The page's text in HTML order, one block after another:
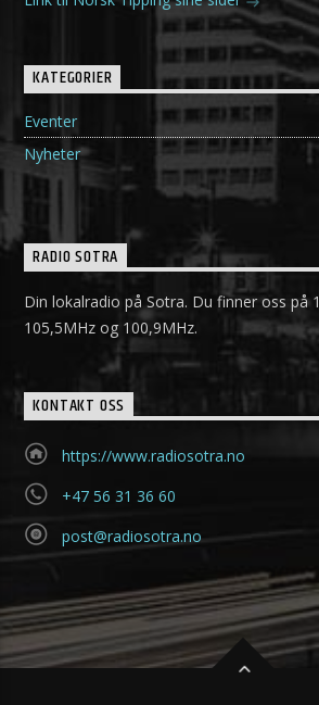
KATEGORIER
Eventer
Nyheter
RADIO SOTRA
Din lokalradio på Sotra. Du finner oss på
105,5MHz og 100,9MHz.
KONTAKT OSS
https://www.radiosotra.no
+47 56 31 36 60
post@radiosotra.no